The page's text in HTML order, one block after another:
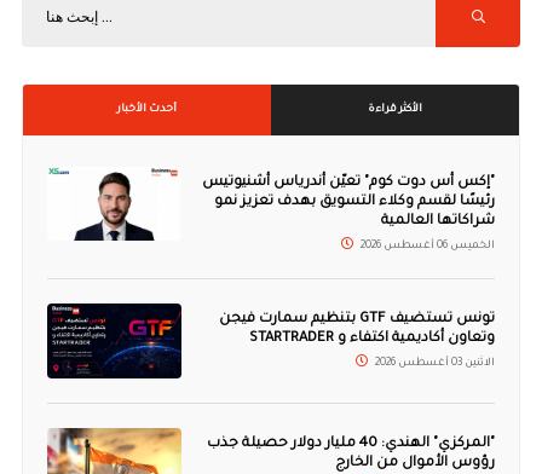
الأكثر قراءة أحدث الأخبار
"إكس أس دوت كوم" تعيّن أندرياس أشنيوتيس
رئيسًا لقسم وكلاء التسويق بهدف تعزيز نمو
شراكاتها العالمية
الخميس 06 أغسطس 2026
تونس تستضيف GTF بتنظيم سمارت فيجن
وتعاون أكاديمية اكتفاء و STARTRADER
الاثنين 03 أغسطس 2026
"المركزي" الهندي: 40 مليار دولار حصيلة جذب
رؤوس الأموال من الخارج